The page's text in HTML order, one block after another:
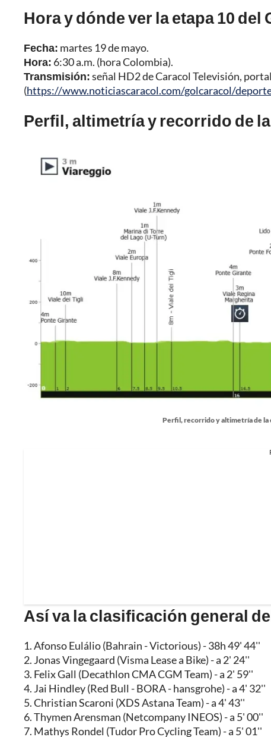
Hora y dónde ver la etapa 10 del
Fecha: martes 19 de mayo.
Hora: 6:30 a.m. (hora Colombia).
Transmisión:señal HD2 de Caracol Televisión,
(https://www.noticiascaracol.com/golcaracol/
Perfil, altimetría y recorrido de
Perfil, recorrido y altimetría de la
Así va la clasificación general
1. Afonso Eulálio (Bahrain - Victorious) - 38h 49' 44''
2. Jonas Vingegaard (Visma Lease a Bike) - a 2' 24''
3. Felix Gall (Decathlon CMA CGM Team) - a 2' 59''
4. Jai Hindley (Red Bull - BORA - hansgrohe) - a 4' 32''
5. Christian Scaroni (XDS Astana Team) - a 4' 43''
6. Thymen Arensman (Netcompany INEOS) - a 5' 00''
7. Mathys Rondel (Tudor Pro Cycling Team) - a 5' 01''